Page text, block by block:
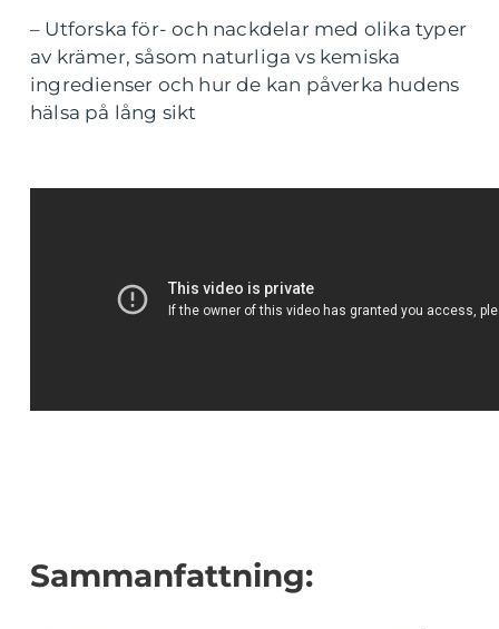
– Utforska för- och nackdelar med olika typer
av krämer, såsom naturliga vs kemiska
ingredienser och hur de kan påverka hudens
hälsa på lång sikt
Sammanfattning: